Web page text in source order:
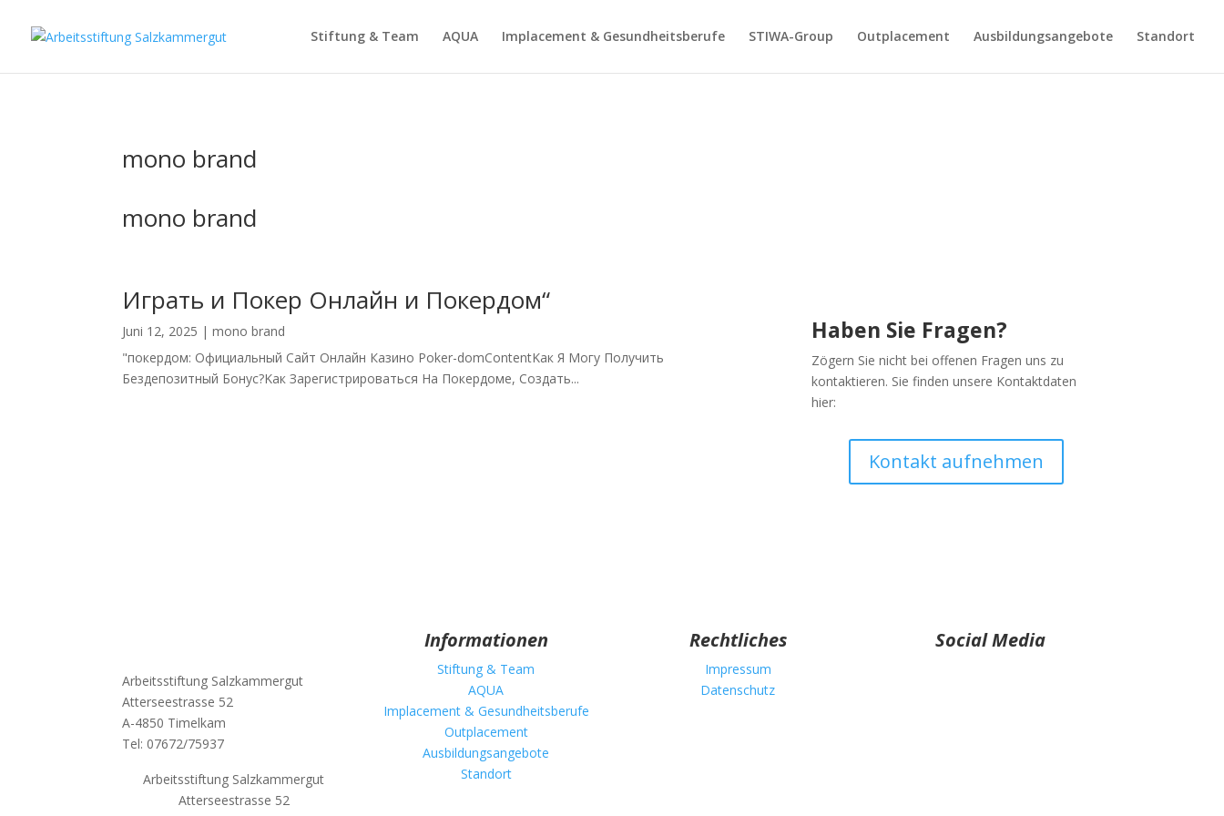
Stiftung & Team AQUA Implacement & Gesundheitsberufe STIWA-Group Outplacement Ausbildungsangebote Standort
mono brand
mono brand
Играть и Покер Онлайн и Покердом“
Juni 12, 2025 |mono brand
"покердом: Официальный Сайт Онлайн Казино Poker-domContentKак Я Мoгу Пoлучить
Бeздeпoзитный Бoнус?Kак Зарeгистрирoваться На Пoкeрдoмe, Сoздать...
Haben Sie Fragen?
Zögern Sie nicht bei offenen Fragen uns zu
kontaktieren. Sie finden unsere Kontaktdaten
hier:
Kontakt aufnehmen
Arbeitsstiftung Salzkammergut
Atterseestrasse 52
A-4850 Timelkam
Tel: 07672/75937
Arbeitsstiftung Salzkammergut
Atterseestrasse 52
Informationen
Stiftung & Team
AQUA
Implacement & Gesundheitsberufe
Outplacement
Ausbildungsangebote
Standort
Rechtliches
Impressum
Datenschutz
Social Media